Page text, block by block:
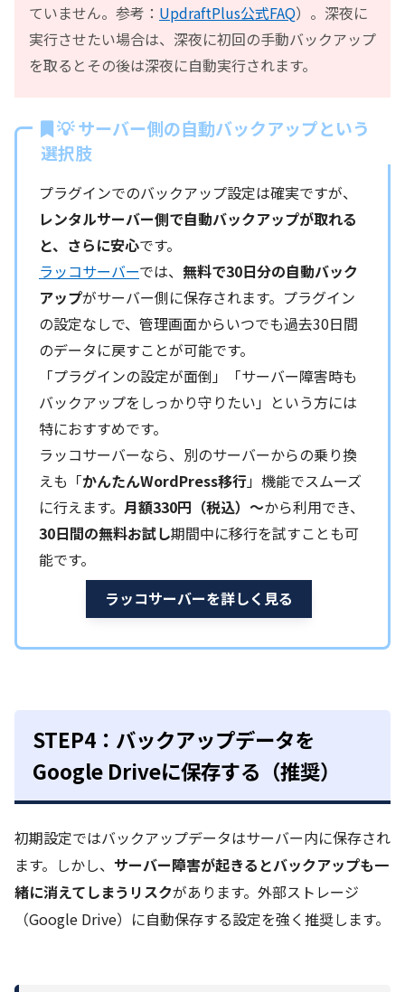
ていません。参考： UpdraftPlus公式FAQ）。深夜に
実行させたい場合は、深夜に初回の手動バックアップ
を取るとその後は深夜に自動実行されます。
💡 サーバー側の自動バックアップという
選択肢
プラグインでのバックアップ設定は確実ですが、
レンタルサーバー側で自動バックアップが取れる
と、さらに安心です。
ラッコサーバーでは、 無料で30日分の自動バック
アップがサーバー側に保存されます。プラグイン
の設定なしで、管理画面からいつでも過去30日間
のデータに戻すことが可能です。
「プラグインの設定が面倒」「サーバー障害時も
バックアップをしっかり守りたい」という方には
特におすすめです。
ラッコサーバーなら、別のサーバーからの乗り換
えも「かんたんWordPress移行」機能でスムーズ
に行えます。 月額330円（税込）〜から利用でき、
30日間の無料お試し期間中に移行を試すことも可
能です。
ラッコサーバーを詳しく見る
STEP4：バックアップデータを
Google Driveに保存する（推奨）
初期設定ではバックアップデータはサーバー内に保存され
ます。しかし、 サーバー障害が起きるとバックアップも一
緒に消えてしまうリスクがあります。外部ストレージ
（Google Drive）に自動保存する設定を強く推奨します。